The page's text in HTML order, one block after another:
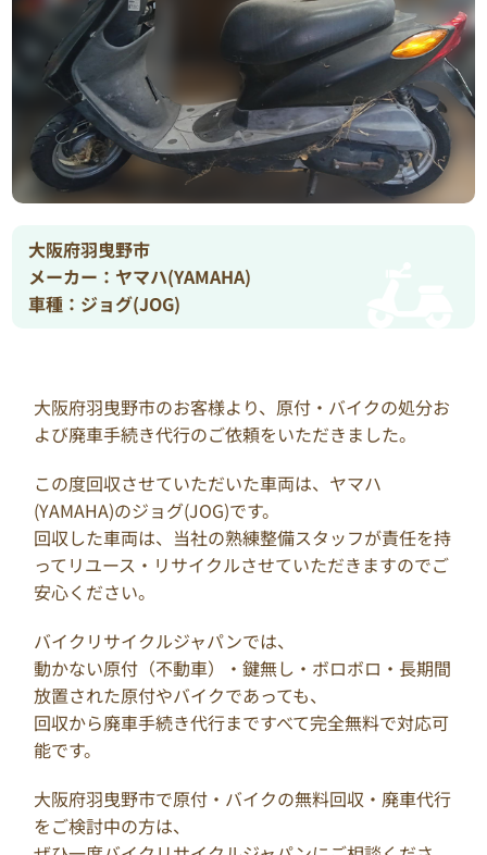
大阪府羽曳野市
メーカー：ヤマハ(YAMAHA)
車種：ジョグ(JOG)
大阪府羽曳野市のお客様より、原付・バイクの処分お
よび廃車手続き代行のご依頼をいただきました。
この度回収させていただいた車両は、ヤマハ
(YAMAHA)のジョグ(JOG)です。
回収した車両は、当社の熟練整備スタッフが責任を持
ってリユース・リサイクルさせていただきますのでご
安心ください。
バイクリサイクルジャパンでは、
動かない原付（不動車）・鍵無し・ボロボロ・長期間
放置された原付やバイクであっても、
回収から廃車手続き代行まですべて完全無料で対応可
能です。
大阪府羽曳野市で原付・バイクの無料回収・廃車代行
をご検討中の方は、